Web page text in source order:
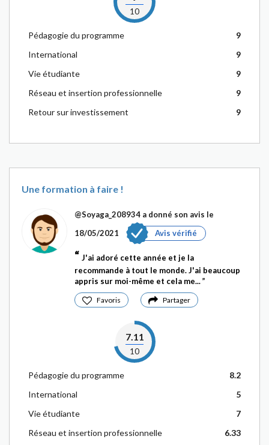
10
Pédagogie du programme
9
International
9
Vie étudiante
9
Réseau et insertion professionnelle
9
Retour sur investissement
9
Une formation à faire !
@Soyaga_208934 a donné son avis le
18/05/2021
Avis vérifié
J'ai adoré cette année et je la
recommande à tout le monde. J'ai beaucoup
appris sur moi-même et cela me...
Favoris Partager
7.11
10
Pédagogie du programme
8.2
International
5
Vie étudiante
7
Réseau et insertion professionnelle
6.33